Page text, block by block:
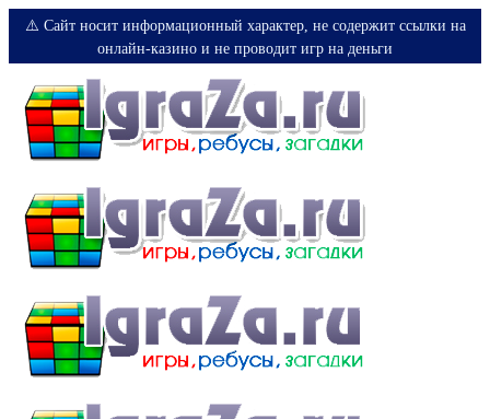
⚠️ Сайт носит информационный характер, не содержит ссылки на
онлайн-казино и не проводит игр на деньги